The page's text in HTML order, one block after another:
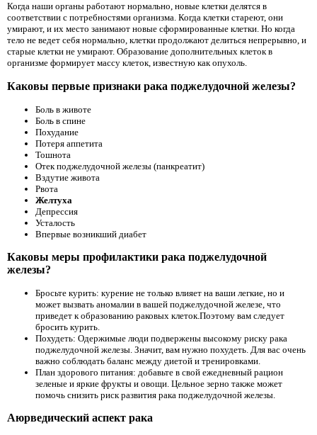
Когда наши органы работают нормально, новые клетки делятся в
соответствии с потребностями организма. Когда клетки стареют, они
умирают, и их место занимают новые сформированные клетки. Но когда
тело не ведет себя нормально, клетки продолжают делиться непрерывно, и
старые клетки не умирают. Образование дополнительных клеток в
организме формирует массу клеток, известную как опухоль.
Каковы первые признаки рака поджелудочной железы?
Боль в животе
Боль в спине
Похудание
Потеря аппетита
Тошнота
Отек поджелудочной железы (панкреатит)
Вздутие живота
Рвота
Желтуха
Депрессия
Усталость
Впервые возникший диабет
Каковы меры профилактики рака поджелудочной
железы?
Бросьте курить: курение не только влияет на ваши легкие, но и
может вызвать аномалии в вашей поджелудочной железе, что
приведет к образованию раковых клеток.Поэтому вам следует
бросить курить.
Похудеть: Одержимые люди подвержены высокому риску рака
поджелудочной железы. Значит, вам нужно похудеть. Для вас очень
важно соблюдать баланс между диетой и тренировками.
План здорового питания: добавьте в свой ежедневный рацион
зеленые и яркие фрукты и овощи. Цельное зерно также может
помочь снизить риск развития рака поджелудочной железы.
Аюрведический аспект рака